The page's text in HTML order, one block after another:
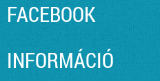
FACEBOOK
INFORMÁCIÓ